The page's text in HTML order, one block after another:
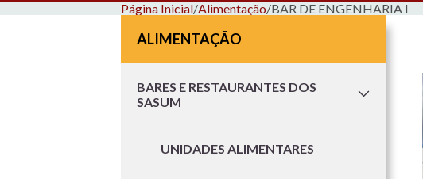
Página Inicial/Alimentação/BAR DE ENGENHARIA I
ALIMENTAÇÃO
BARES E RESTAURANTES DOS
SASUM
UNIDADES ALIMENTARES